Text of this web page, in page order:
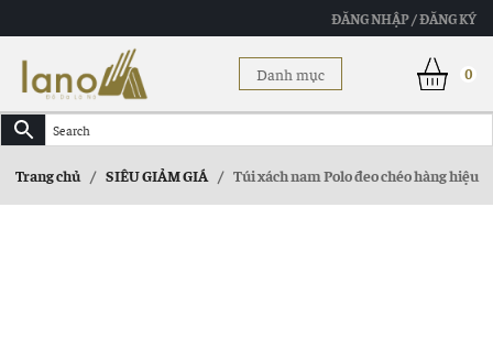
ĐĂNG NHẬP / ĐĂNG KÝ
Danh mục 0
Trang chủ / SIÊU GIẢM GIÁ / Túi xách nam Polo đeo chéo hàng hiệu